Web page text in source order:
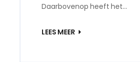
Daarbovenop heeft het…
LEES MEER